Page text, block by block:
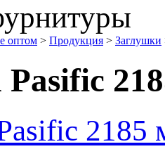
оптом > Продукция > Заглушки